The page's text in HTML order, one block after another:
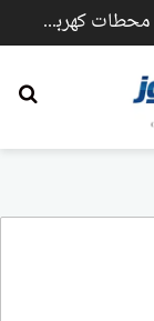
#عاجل.. ترامب يصعّد: نقترب من ضرب محطات كهرباء وجسور داخل إيران